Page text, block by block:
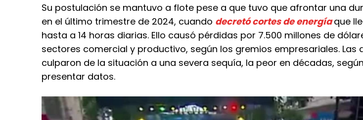
Su postulación se mantuvo a flote pese a que tuvo que afrontar una
en el último trimestre de 2024, cuando decretó cortes de energía que
hasta a 14 horas diarias. Ello causó pérdidas por 7.500 millones de
sectores comercial y productivo, según los gremios empresariales. Las
culparon de la situación a una severa sequía, la peor en décadas,
presentar datos.